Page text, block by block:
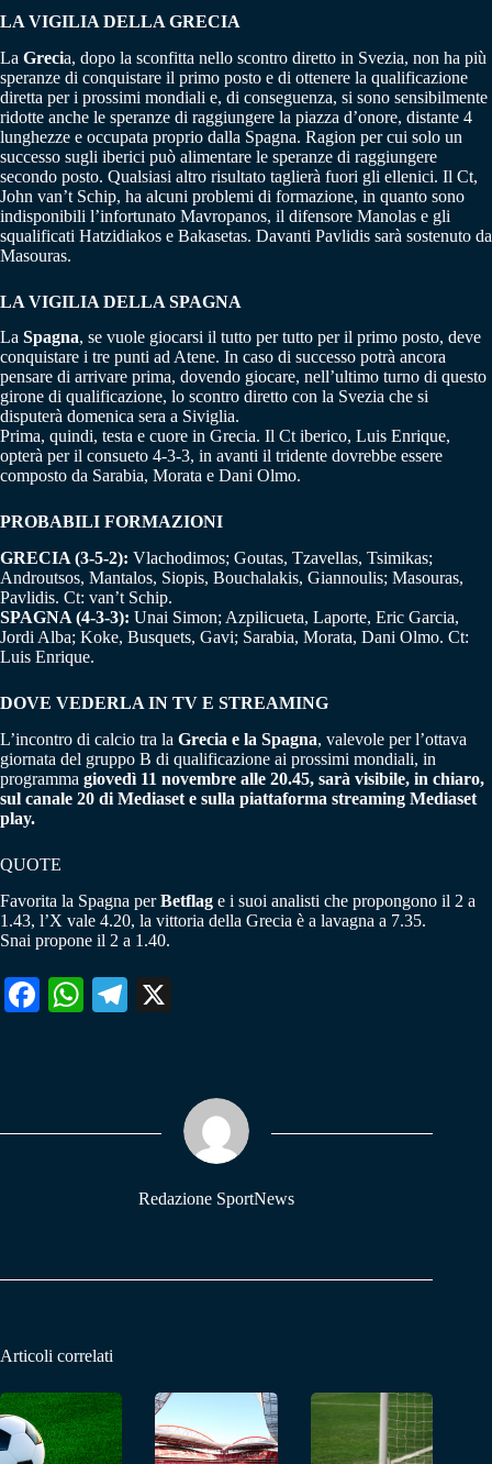
LA VIGILIA DELLA GRECIA
La Grecia, dopo la sconfitta nello scontro diretto in Svezia, non ha più
speranze di conquistare il primo posto e di ottenere la qualificazione
diretta per i prossimi mondiali e, di conseguenza, si sono sensibilmente
ridotte anche le speranze di raggiungere la piazza d’onore, distante 4
lunghezze e occupata proprio dalla Spagna. Ragion per cui solo un
successo sugli iberici può alimentare le speranze di raggiungere
secondo posto. Qualsiasi altro risultato taglierà fuori gli ellenici. Il Ct,
John van’t Schip, ha alcuni problemi di formazione, in quanto sono
indisponibili l’infortunato Mavropanos, il difensore Manolas e gli
squalificati Hatzidiakos e Bakasetas. Davanti Pavlidis sarà sostenuto da
Masouras.
LA VIGILIA DELLA SPAGNA
La Spagna, se vuole giocarsi il tutto per tutto per il primo posto, deve
conquistare i tre punti ad Atene. In caso di successo potrà ancora
pensare di arrivare prima, dovendo giocare, nell’ultimo turno di questo
girone di qualificazione, lo scontro diretto con la Svezia che si
disputerà domenica sera a Siviglia.
Prima, quindi, testa e cuore in Grecia. Il Ct iberico, Luis Enrique,
opterà per il consueto 4-3-3, in avanti il tridente dovrebbe essere
composto da Sarabia, Morata e Dani Olmo.
PROBABILI FORMAZIONI
GRECIA (3-5-2): Vlachodimos; Goutas, Tzavellas, Tsimikas;
Androutsos, Mantalos, Siopis, Bouchalakis, Giannoulis; Masouras,
Pavlidis. Ct: van’t Schip.
SPAGNA (4-3-3): Unai Simon; Azpilicueta, Laporte, Eric Garcia,
Jordi Alba; Koke, Busquets, Gavi; Sarabia, Morata, Dani Olmo. Ct:
Luis Enrique.
DOVE VEDERLA IN TV E STREAMING
L’incontro di calcio tra la Grecia e la Spagna, valevole per l’ottava
giornata del gruppo B di qualificazione ai prossimi mondiali, in
programma giovedì 11 novembre alle 20.45, sarà visibile, in chiaro,
sul canale 20 di Mediaset e sulla piattaforma streaming Mediaset
play.
QUOTE
Favorita la Spagna perBetflag e i suoi analisti che propongono il 2 a
1.43, l’X vale 4.20, la vittoria della Grecia è a lavagna a 7.35.
Snai propone il 2 a 1.40.
Fa W
pp
Te
m
Redazione SportNews
Articoli correlati